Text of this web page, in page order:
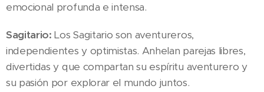
emocional profunda e intensa.
Sagitario: Los Sagitario son aventureros,
independientes y optimistas. Anhelan parejas libres,
divertidas y que compartan su espíritu aventurero y
su pasión por explorar el mundo juntos.